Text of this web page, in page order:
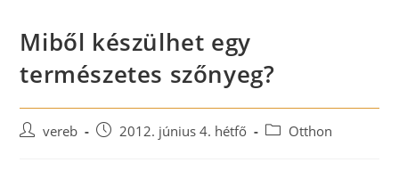
Miből készülhet egy
természetes szőnyeg?
Postvereb
Post2012. június 4. hétfő
PostOtthon